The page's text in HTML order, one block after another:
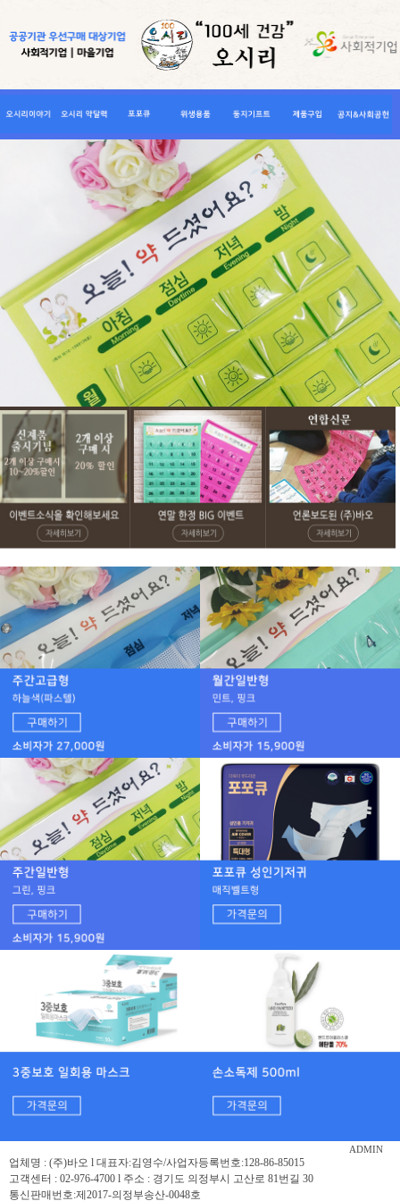
ADMIN
업체명 : (주)바오 l 대표자:김영수/사업자등록번호:128-86-85015
고객센터 : 02-976-4700 l 주소 : 경기도 의정부시 고산로 81번길 30
통신판매번호:제2017-의정부송산-0048호